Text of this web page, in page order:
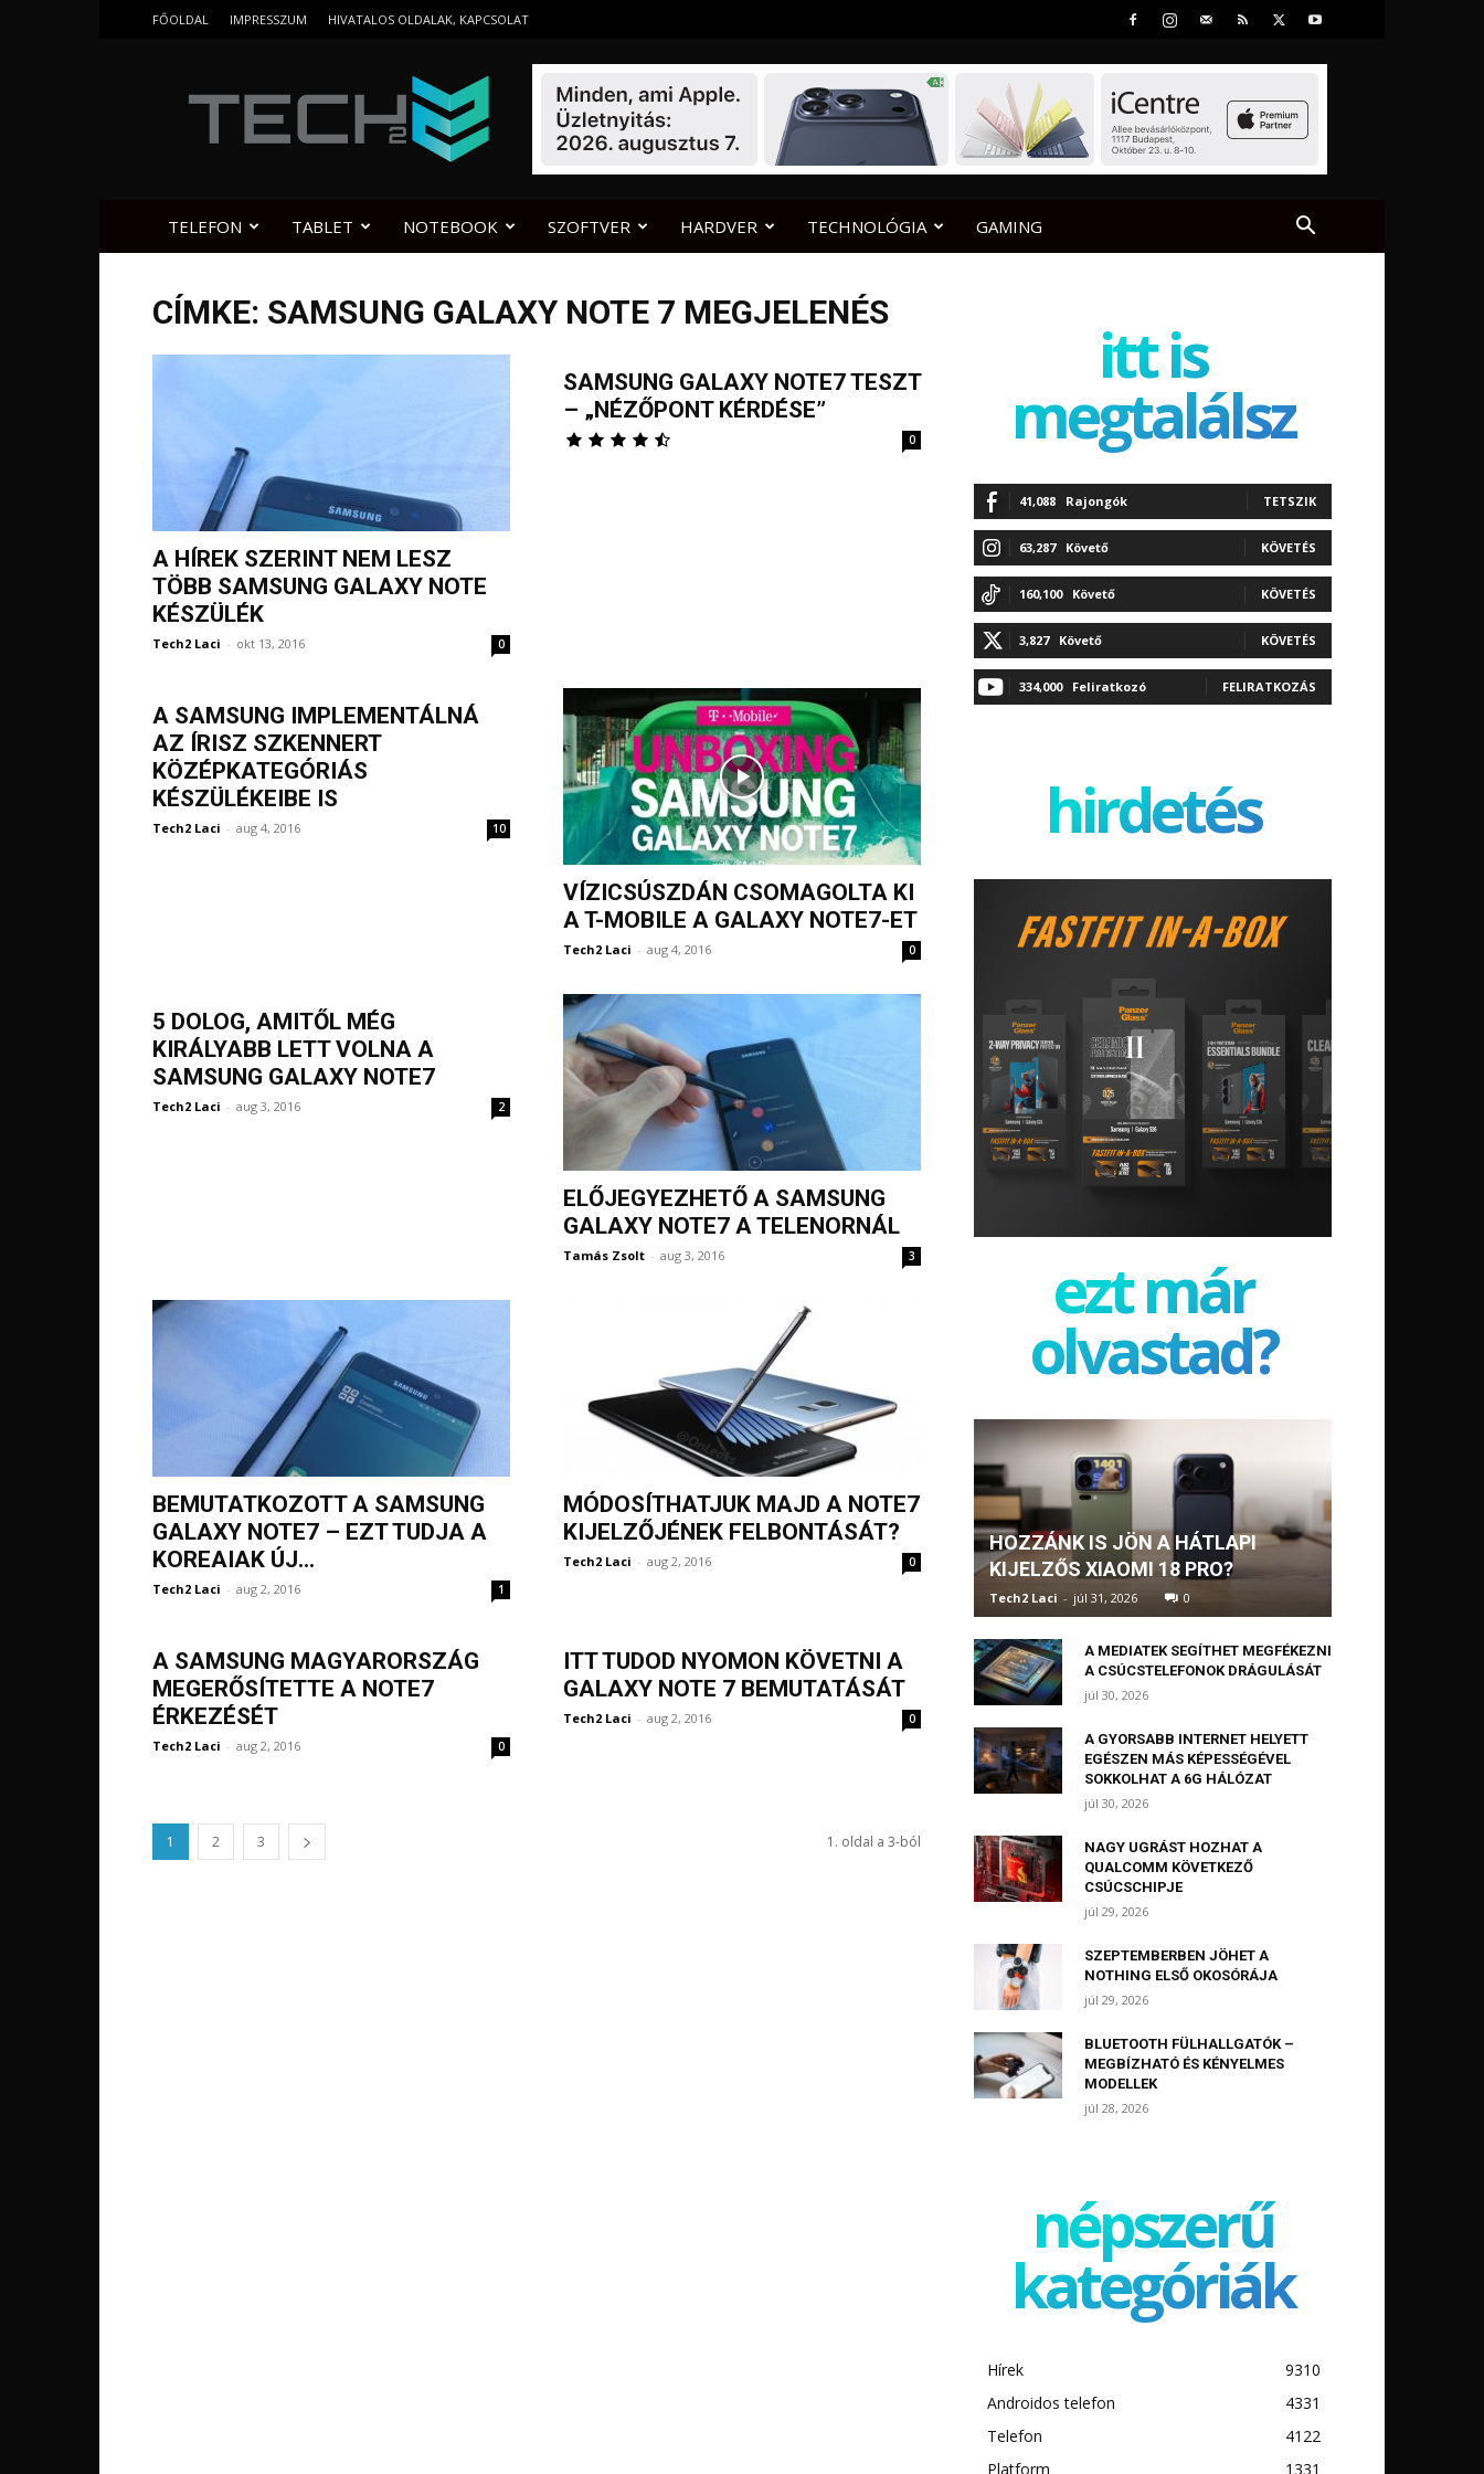
FŐOLDAL IMPRESSZUM HIVATALOS OLDALAK, KAPCSOLAT
TELEFON TABLET NOTEBOOK SZOFTVER HARDVER TECHNOLÓGIA GAMING
CÍMKE: SAMSUNG GALAXY NOTE 7 MEGJELENÉS
A HÍREK SZERINT NEM LESZ
TÖBB SAMSUNG GALAXY NOTE
KÉSZÜLÉK
Tech2 Laci - okt 13, 2016 0
SAMSUNG GALAXY NOTE7 TESZT
– „NÉZŐPONT KÉRDÉSE”
0
A SAMSUNG IMPLEMENTÁLNÁ
AZ ÍRISZ SZKENNERT
KÖZÉPKATEGÓRIÁS
KÉSZÜLÉKEIBE IS
Tech2 Laci - aug 4, 2016 10
VÍZICSÚSZDÁN CSOMAGOLTA KI
A T-MOBILE A GALAXY NOTE7-ET
Tech2 Laci - aug 4, 2016 0
5 DOLOG, AMITŐL MÉG
KIRÁLYABB LETT VOLNA A
SAMSUNG GALAXY NOTE7
Tech2 Laci - aug 3, 2016 2
ELŐJEGYEZHETŐ A SAMSUNG
GALAXY NOTE7 A TELENORNÁL
Tamás Zsolt - aug 3, 2016 3
BEMUTATKOZOTT A SAMSUNG
GALAXY NOTE7 – EZT TUDJA A
KOREAIAK ÚJ...
Tech2 Laci - aug 2, 2016 1
MÓDOSÍTHATJUK MAJD A NOTE7
KIJELZŐJÉNEK FELBONTÁSÁT?
Tech2 Laci - aug 2, 2016 0
A SAMSUNG MAGYARORSZÁG
MEGERŐSÍTETTE A NOTE7
ÉRKEZÉSÉT
Tech2 Laci - aug 2, 2016 0
ITT TUDOD NYOMON KÖVETNI A
GALAXY NOTE 7 BEMUTATÁSÁT
Tech2 Laci - aug 2, 2016 0
1 2 3 1. oldal a 3-ból
itt is
megtalálsz
41,088 Rajongók TETSZIK
63,287 Követő KÖVETÉS
160,100 Követő KÖVETÉS
3,827 Követő KÖVETÉS
334,000 Feliratkozó FELIRATKOZÁS
hirdetés
ezt már
olvastad?
HOZZÁNK IS JÖN A HÁTLAPI
KIJELZŐS XIAOMI 18 PRO?
Tech2 Laci - júl 31, 2026 0
A MEDIATEK SEGÍTHET MEGFÉKEZNI
A CSÚCSTELEFONOK DRÁGULÁSÁT
júl 30, 2026
A GYORSABB INTERNET HELYETT
EGÉSZEN MÁS KÉPESSÉGÉVEL
SOKKOLHAT A 6G HÁLÓZAT
júl 30, 2026
NAGY UGRÁST HOZHAT A
QUALCOMM KÖVETKEZŐ
CSÚCSCHIPJE
júl 29, 2026
SZEPTEMBERBEN JÖHET A
NOTHING ELSŐ OKOSÓRÁJA
júl 29, 2026
BLUETOOTH FÜLHALLGATÓK –
MEGBÍZHATÓ ÉS KÉNYELMES
MODELLEK
júl 28, 2026
népszerű
kategóriák
Hírek
9310
Androidos telefon
4331
Telefon
4122
Platform
1331